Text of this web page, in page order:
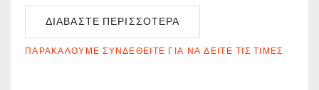
ΔΙΑΒΆΣΤΕ ΠΕΡΙΣΣΌΤΕΡΑ
ΠΑΡΑΚΑΛΟΎΜΕ ΣΥΝΔΕΘΕΊΤΕ ΓΙΑ ΝΑ ΔΕΊΤΕ ΤΙΣ ΤΙΜΈΣ